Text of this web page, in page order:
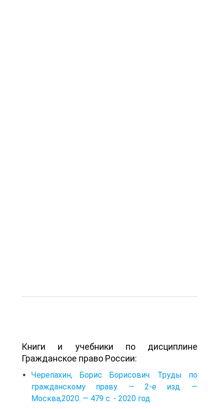
Книги и учебники по дисциплине
Гражданское право России:
Черепахин, Борис Борисович. Труды по
гражданскому праву. — 2-е изд. —
Москва,2020. — 479 с. - 2020 год